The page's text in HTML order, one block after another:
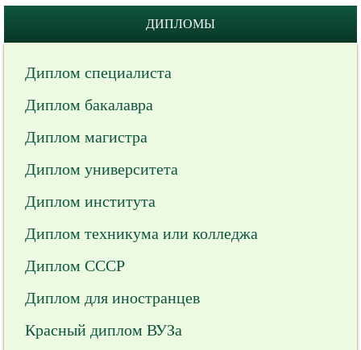
ДИПЛОМЫ
Диплом специалиста
Диплом бакалавра
Диплом магистра
Диплом университета
Диплом института
Диплом техникума или колледжа
Диплом СССР
Диплом для иностранцев
Красный диплом ВУЗа